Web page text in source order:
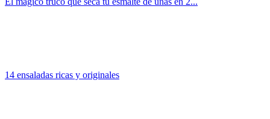
14 ensaladas ricas y originales